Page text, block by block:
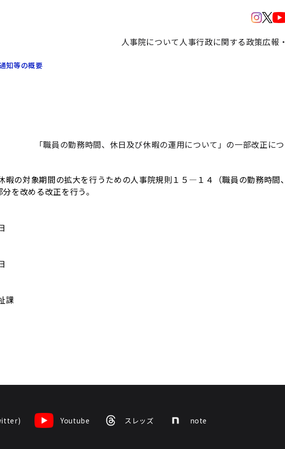
人事院について 人事行政に関する政策広報
知等の概要
「職員の勤務時間、休日及び休暇の運用について」の一部改正に
対象期間の拡大を行うための人事院規則１５―１４（職員の勤務時間
を改める改正を行う。
課
Youtube スレッズ note